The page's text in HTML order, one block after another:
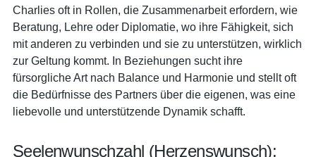
Charlies oft in Rollen, die Zusammenarbeit erfordern, wie
Beratung, Lehre oder Diplomatie, wo ihre Fähigkeit, sich
mit anderen zu verbinden und sie zu unterstützen, wirklich
zur Geltung kommt. In Beziehungen sucht ihre
fürsorgliche Art nach Balance und Harmonie und stellt oft
die Bedürfnisse des Partners über die eigenen, was eine
liebevolle und unterstützende Dynamik schafft.
Seelenwunschzahl (Herzenswunsch):